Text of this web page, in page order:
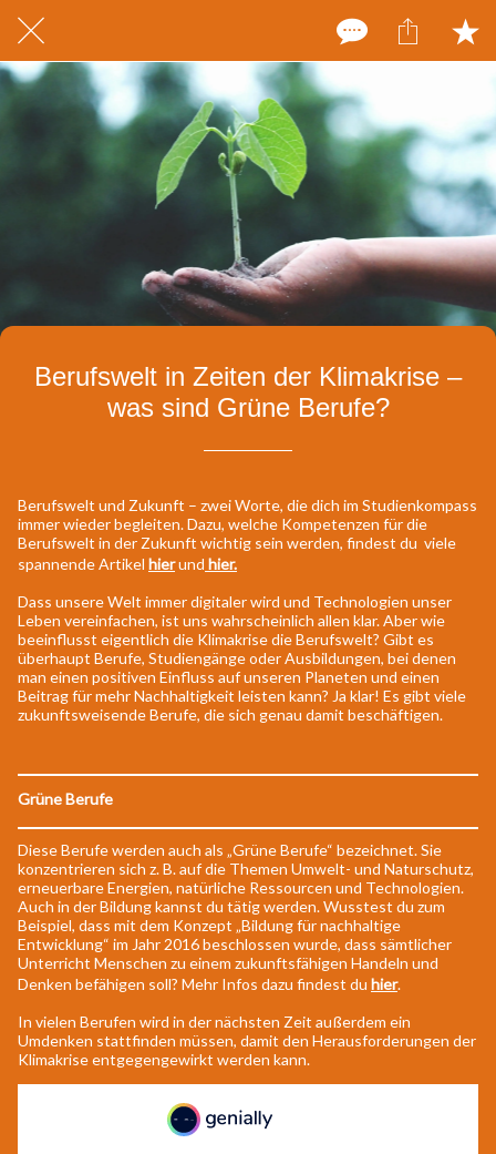
Berufswelt in Zeiten der Klimakrise –
was sind Grüne Berufe?
Berufswelt und Zukunft – zwei Worte, die dich im Studienkompass
immer wieder begleiten. Dazu, welche Kompetenzen für die
Berufswelt in der Zukunft wichtig sein werden, findest du viele
spannende Artikel hierund hier.
Dass unsere Welt immer digitaler wird und Technologien unser
Leben vereinfachen, ist uns wahrscheinlich allen klar. Aber wie
beeinflusst eigentlich die Klimakrise die Berufswelt? Gibt es
überhaupt Berufe, Studiengänge oder Ausbildungen, bei denen
man einen positiven Einfluss auf unseren Planeten und einen
Beitrag für mehr Nachhaltigkeit leisten kann? Ja klar! Es gibt viele
zukunftsweisende Berufe, die sich genau damit beschäftigen.
Grüne Berufe
Diese Berufe werden auch als „Grüne Berufe“ bezeichnet. Sie
konzentrieren sich z. B. auf die Themen Umwelt- und Naturschutz,
erneuerbare Energien, natürliche Ressourcen und Technologien.
Auch in der Bildung kannst du tätig werden. Wusstest du zum
Beispiel, dass mit dem Konzept „Bildung für nachhaltige
Entwicklung“ im Jahr 2016 beschlossen wurde, dass sämtlicher
Unterricht Menschen zu einem zukunftsfähigen Handeln und
Denken befähigen soll? Mehr Infos dazu findest du hier.
In vielen Berufen wird in der nächsten Zeit außerdem ein
Umdenken stattfinden müssen, damit den Herausforderungen der
Klimakrise entgegengewirkt werden kann.